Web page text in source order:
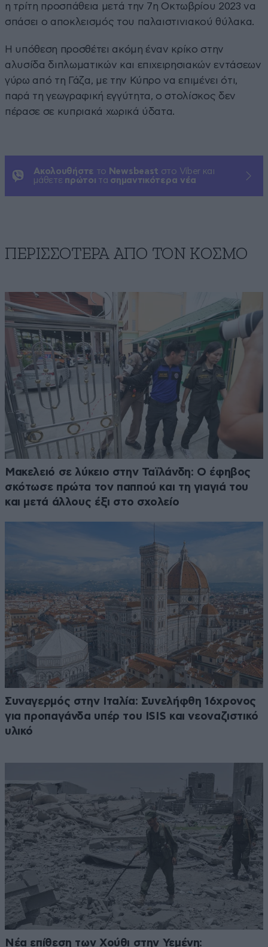
η τρίτη προσπάθεια μετά την 7η Οκτωβρίου 2023 να
σπάσει ο αποκλεισμός του παλαιστινιακού θύλακα.
Η υπόθεση προσθέτει ακόμη έναν κρίκο στην
αλυσίδα διπλωματικών και επιχειρησιακών εντάσεων
γύρω από τη Γάζα, με την Κύπρο να επιμένει ότι,
παρά τη γεωγραφική εγγύτητα, ο στολίσκος δεν
πέρασε σε κυπριακά χωρικά ύδατα.
Ακολουθήστε το Newsbeast στο Viber και
μάθετε πρώτοι τα σημαντικότερα νέα
ΠΕΡΙΣΣΟΤΕΡΑ ΑΠΟ ΤΟΝ ΚΟΣΜΟ
Μακελειό σε λύκειο στην Ταϊλάνδη: Ο έφηβος
σκότωσε πρώτα τον παππού και τη γιαγιά του
και μετά άλλους έξι στο σχολείο
Συναγερμός στην Ιταλία: Συνελήφθη 16χρονος
για προπαγάνδα υπέρ του ISIS και νεοναζιστικό
υλικό
Νέα επίθεση των Χούθι στην Υεμένη: